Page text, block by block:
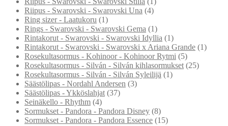
Riipus - Swarovski - Swarovski Una (4)
Ring sizer - Laatukoru (1)
Rings - Swarovski - Swarovski Gema (1)
Rintakorut - Swarovski - Swarovski Idyllia (1)
Rintakorut - Swarovski - Swarovski x Ariana Grande (1)
Rosekultasormus - Kohinoor - Kohinoor Rytmi (5)
Rosekultasormus - Silván - Silván kihlasormukset (25)
Rosekultasormus - Silván - Silván Syleilijä (1)
Säästölipas - Nordahl Andersen (3)
Säästölipas - Ykköslahjat (37)
Seinäkello - Rhythm (4)
Sormukset - Pandora - Pandora Disney (8)
Sormukset - Pandora - Pandora Essence (15)